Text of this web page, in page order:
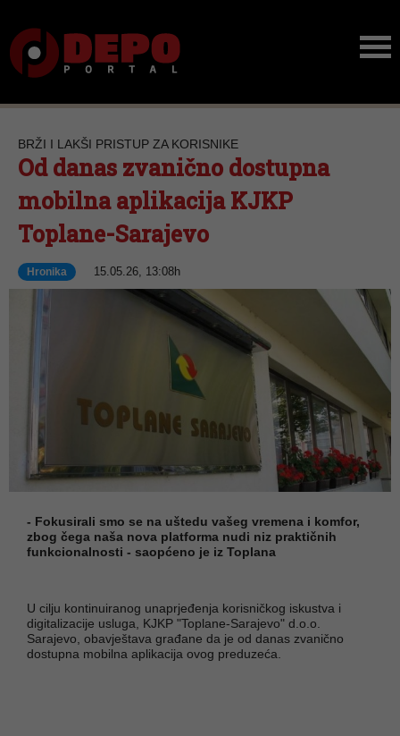
BRŽI I LAKŠI PRISTUP ZA KORISNIKE
Od danas zvanično dostupna
mobilna aplikacija KJKP
Toplane-Sarajevo
Hronika 15.05.26, 13:08h
- Fokusirali smo se na uštedu vašeg vremena i komfor,
zbog čega naša nova platforma nudi niz praktičnih
funkcionalnosti - saopćeno je iz Toplana
U cilju kontinuiranog unaprjeđenja korisničkog iskustva i
digitalizacije usluga, KJKP "Toplane-Sarajevo" d.o.o.
Sarajevo, obavještava građane da je od danas zvanično
dostupna mobilna aplikacija ovog preduzeća.